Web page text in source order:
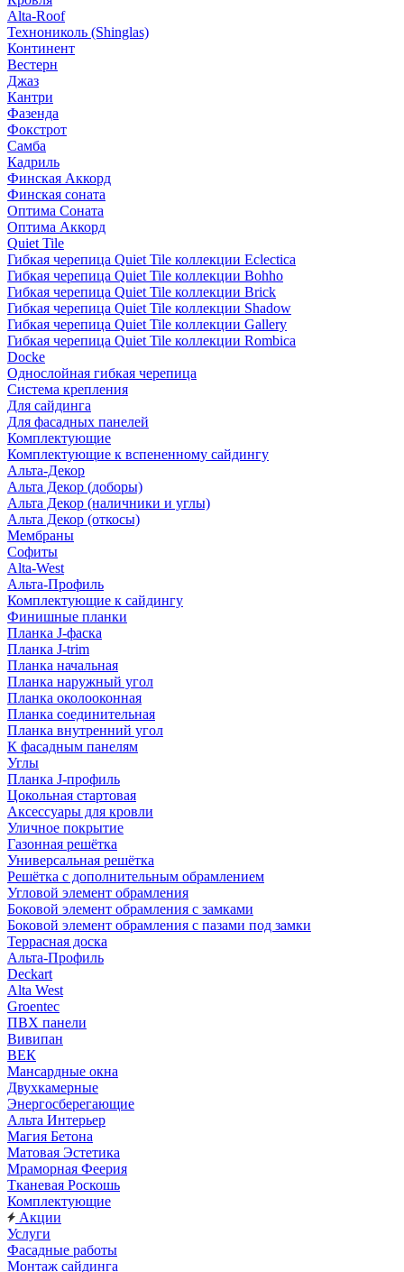
Alta-Roof
Технониколь (Shinglas)
Континент
Вестерн
Джаз
Кантри
Фазенда
Фокстрот
Самба
Кадриль
Финская Аккорд
Финская соната
Оптима Соната
Оптима Аккорд
Quiet Tile
Гибкая черепица Quiet Tile коллекции Eclectica
Гибкая черепица Quiet Tile коллекции Bohho
Гибкая черепица Quiet Tile коллекции Brick
Гибкая черепица Quiet Tile коллекции Shadow
Гибкая черепица Quiet Tile коллекции Gallery
Гибкая черепица Quiet Tile коллекции Rombica
Docke
Однослойная гибкая черепица
Система крепления
Для сайдинга
Для фасадных панелей
Комплектующие
Комплектующие к вспененному сайдингу
Альта-Декор
Альта Декор (доборы)
Альта Декор (наличники и углы)
Альта Декор (откосы)
Мембраны
Софиты
Alta-West
Альта-Профиль
Комплектующие к сайдингу
Финишные планки
Планка J-фаска
Планка J-trim
Планка начальная
Планка наружный угол
Планка околооконная
Планка соединительная
Планка внутренний угол
К фасадным панелям
Углы
Планка J-профиль
Цокольная стартовая
Аксессуары для кровли
Уличное покрытие
Газонная решётка
Универсальная решётка
Решётка с дополнительным обрамлением
Угловой элемент обрамления
Боковой элемент обрамления с замками
Боковой элемент обрамления с пазами под замки
Террасная доска
Альта-Профиль
Deckart
Alta West
Groentec
ПВХ панели
Вивипан
ВЕК
Мансардные окна
Двухкамерные
Энергосберегающие
Альта Интерьер
Магия Бетона
Матовая Эстетика
Мраморная Феерия
Тканевая Роскошь
Комплектующие
Акции
Услуги
Фасадные работы
Монтаж сайдинга